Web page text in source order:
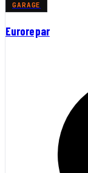
GARAGE
Eurorepar